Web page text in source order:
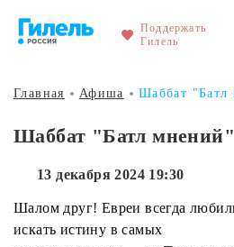
Поддержать
Гилель
Главная Афиша Шаббат "Батл
Шаббат "Батл мнений"
13 декабря 2024 19:30
Шалом друг! Евреи всегда
искать истину в самых